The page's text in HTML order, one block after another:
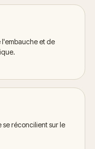
et de
se réconcilient sur le